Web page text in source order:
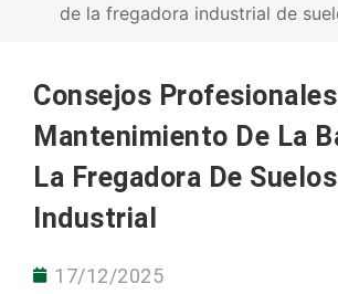
de la fregadora industrial de
Consejos
Mantenimiento De La
La Fregadora De Suelos
Industrial
17/12/2025